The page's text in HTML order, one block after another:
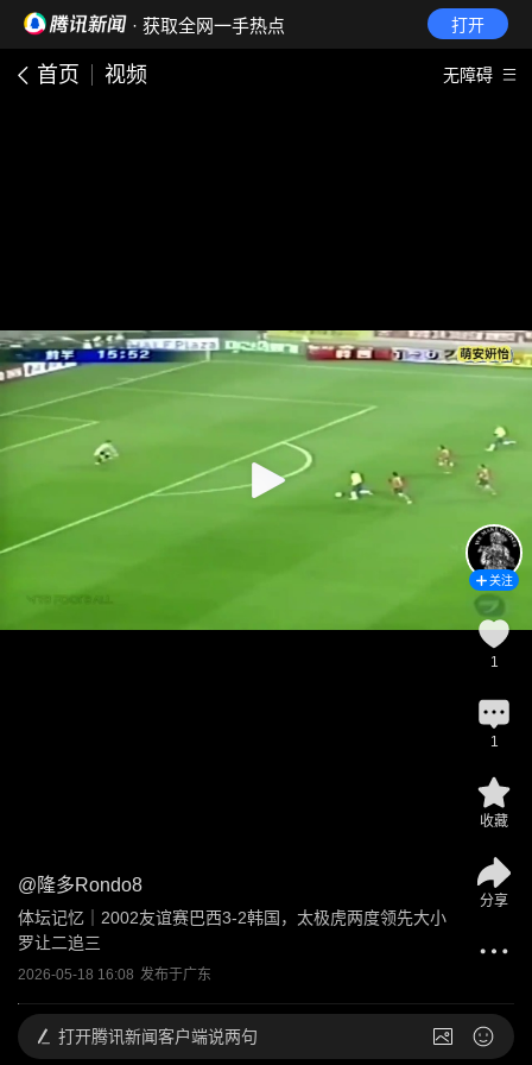
· 获取全网一手热点 打开
首页 视频 无障碍
@ 隆多Rondo8
体坛记忆｜2002友谊赛巴西3-2韩国，太极虎两度领先大小
罗让二追三
2026-05-18 16:08 发布于广东
关注
1
1
收藏
分享
打开腾讯新闻客户端说两句